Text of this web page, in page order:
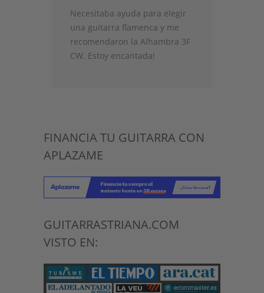
Necesitaba ayuda para elegir
una guitarra flamenca y me
recomendaron la Alhambra 3F
CW. Estoy encantada!
FINANCIA TU GUITARRA CON
APLAZAME
GUITARRASTRIANA.COM
VISTO EN: